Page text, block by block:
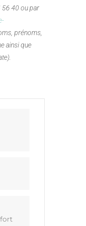
56 40 ou par
prénoms,
ainsi que